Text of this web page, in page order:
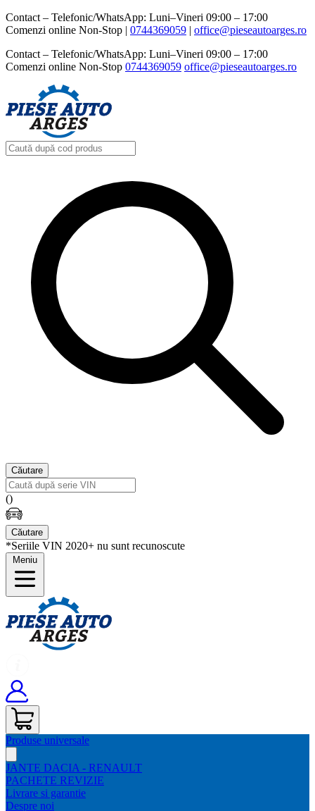
Contact – Telefonic/WhatsApp: Luni–Vineri 09:00 – 17:00
Comenzi online Non-Stop | 0744369059‬ | office@pieseautoarges.ro
Contact – Telefonic/WhatsApp: Luni–Vineri 09:00 – 17:00
Comenzi online Non-Stop 0744369059‬ office@pieseautoarges.ro
Căutare
()
Căutare
*Seriile VIN 2020+ nu sunt recunoscute
Meniu
Produse universale
JANTE DACIA - RENAULT
PACHETE REVIZIE
Livrare si garantie
Despre noi